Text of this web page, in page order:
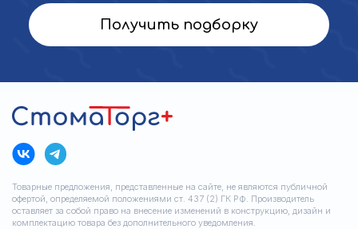
Получить подборку
Товарные предложения, представленные на сайте, не являются публичной
офертой, определяемой положениями ст. 437 (2) ГК РФ. Производитель
оставляет за собой право на внесение изменений в конструкцию, дизайн и
комплектацию товара без дополнительного уведомления.